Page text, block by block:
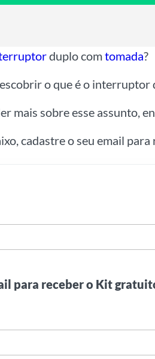
duplo comtomada?
o que é o interruptor
mais sobre esse assunto,
cadastre o seu email
para receber o Kit